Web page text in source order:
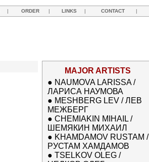
| ORDER | LINKS | CONTACT |
MAJOR ARTISTS
● NAUMOVA LARISSA /
ЛАРИСА НАУМОВА
● MESHBERG LEV / ЛЕВ
МЕЖБЕРГ
● CHEMIAKIN MIHAIL /
ШЕМЯКИН МИХАИЛ
● KHAMDAMOV RUSTAM /
РУСТАМ ХАМДАМОВ
● TSELKOV OLEG /